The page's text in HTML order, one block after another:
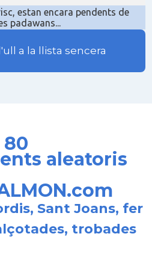
estan encara pendents de
padawans...
a la llista sencera
80
aleatoris
Sant Joans, fer
trobades